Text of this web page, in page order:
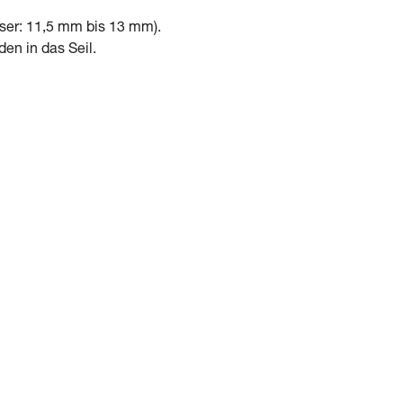
11,5 mm bis 13 mm).
in das Seil.